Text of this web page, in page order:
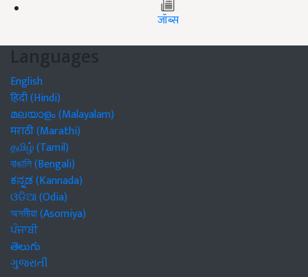
जॉब्स
Languages
English
हिंदी (Hindi)
മലയാളം (Malayalam)
मराठी (Marathi)
தமிழ் (Tamil)
বাঙালি (Bengali)
ಕನ್ನಡ (Kannada)
ଓଡିଆ (Odia)
অসমীয়া (Asomiya)
ਪੰਜਾਬੀ
తెలుగు
ગુજરાતી